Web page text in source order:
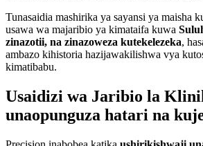
Tunasaidia mashirika ya sayansi ya maisha
usawa wa majaribio ya kimataifa kuwa
zinazotii, na zinazoweza kutekelezeka,
ambazo kihistoria hazijawakilishwa vya
kimatibabu.
Usaidizi wa Jaribio la
unaopunguza hatari na